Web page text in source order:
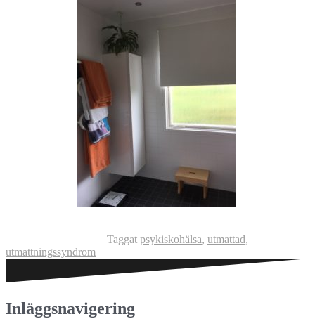
Taggat psykiskohälsa, utmattad,
utmattningssyndrom
Inläggsnavigering